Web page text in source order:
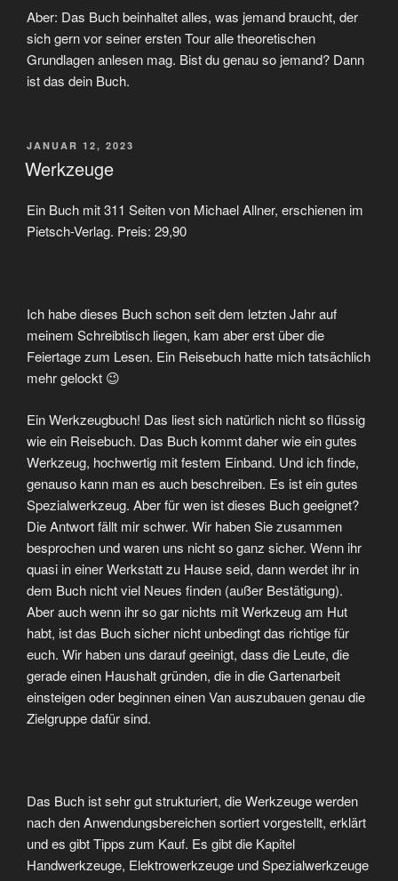
Aber: Das Buch beinhaltet alles, was jemand braucht, der
sich gern vor seiner ersten Tour alle theoretischen
Grundlagen anlesen mag. Bist du genau so jemand? Dann
ist das dein Buch.
VERÖFFENTLICHT
AM
JANUAR 12, 2023
Werkzeuge
Ein Buch mit 311 Seiten von Michael Allner, erschienen im
Pietsch-Verlag. Preis: 29,90
Ich habe dieses Buch schon seit dem letzten Jahr auf
meinem Schreibtisch liegen, kam aber erst über die
Feiertage zum Lesen. Ein Reisebuch hatte mich tatsächlich
mehr gelockt 😉
Ein Werkzeugbuch! Das liest sich natürlich nicht so flüssig
wie ein Reisebuch. Das Buch kommt daher wie ein gutes
Werkzeug, hochwertig mit festem Einband. Und ich finde,
genauso kann man es auch beschreiben. Es ist ein gutes
Spezialwerkzeug. Aber für wen ist dieses Buch geeignet?
Die Antwort fällt mir schwer. Wir haben Sie zusammen
besprochen und waren uns nicht so ganz sicher. Wenn ihr
quasi in einer Werkstatt zu Hause seid, dann werdet ihr in
dem Buch nicht viel Neues finden (außer Bestätigung).
Aber auch wenn ihr so gar nichts mit Werkzeug am Hut
habt, ist das Buch sicher nicht unbedingt das richtige für
euch. Wir haben uns darauf geeinigt, dass die Leute, die
gerade einen Haushalt gründen, die in die Gartenarbeit
einsteigen oder beginnen einen Van auszubauen genau die
Zielgruppe dafür sind.
Das Buch ist sehr gut strukturiert, die Werkzeuge werden
nach den Anwendungsbereichen sortiert vorgestellt, erklärt
und es gibt Tipps zum Kauf. Es gibt die Kapitel
Handwerkzeuge, Elektrowerkzeuge und Spezialwerkzeuge